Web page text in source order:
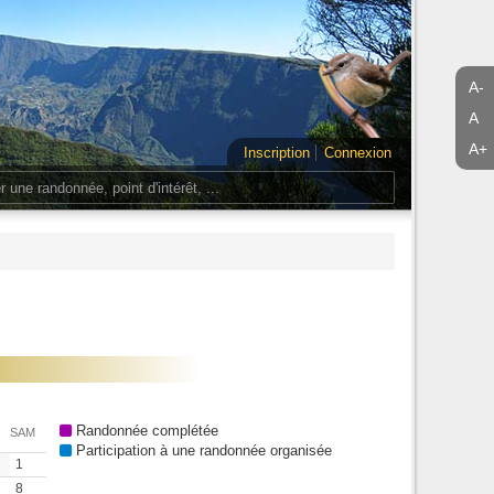
A-
A
A+
Inscription
Connexion
SAM
1
8
Randonnée complétée
Participation à une randonnée organisée